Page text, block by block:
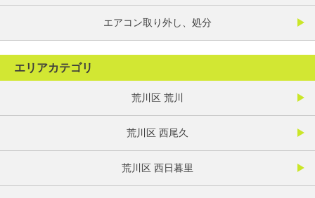
エアコン取り外し、処分
エリアカテゴリ
荒川区 荒川
荒川区 西尾久
荒川区 西日暮里